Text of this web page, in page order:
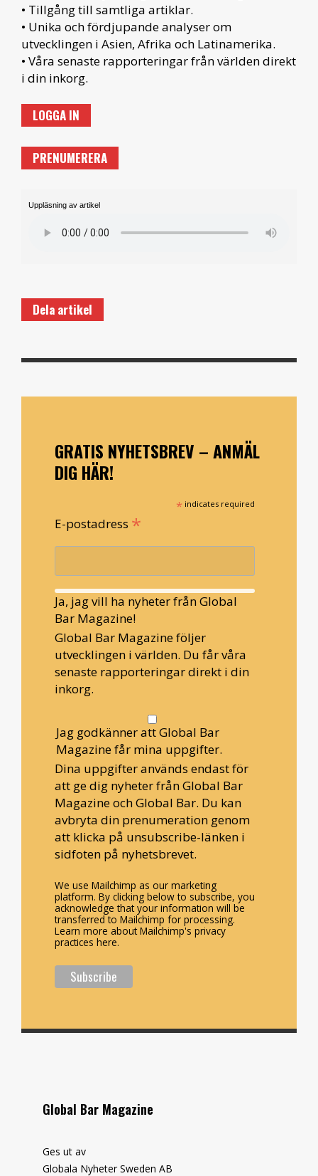
• Tillgång till samtliga artiklar.
• Unika och fördjupande analyser om
utvecklingen i Asien, Afrika och Latinamerika.
• Våra senaste rapporteringar från världen direkt
i din inkorg.
LOGGA IN
PRENUMERERA
Uppläsning av artikel
Dela artikel
GRATIS NYHETSBREV – ANMÄL
DIG HÄR!
* indicates required
E-postadress *
Ja, jag vill ha nyheter från Global
Bar Magazine!
Global Bar Magazine följer
utvecklingen i världen. Du får våra
senaste rapporteringar direkt i din
inkorg.
Jag godkänner att Global Bar
Magazine får mina uppgifter.
Dina uppgifter används endast för
att ge dig nyheter från Global Bar
Magazine och Global Bar. Du kan
avbryta din prenumeration genom
att klicka på unsubscribe-länken i
sidfoten på nyhetsbrevet.
We use Mailchimp as our marketing
platform. By clicking below to subscribe, you
acknowledge that your information will be
transferred to Mailchimp for processing.
Learn more about Mailchimp's privacy
practices here.
Global Bar Magazine
Ges ut av
Globala Nyheter Sweden AB